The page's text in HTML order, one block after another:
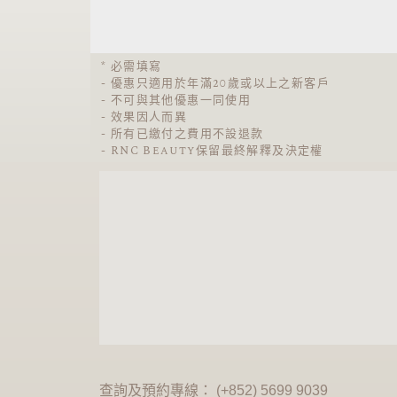
* 必需填寫
- 優惠只適用於年滿20歲或以上之新客戶
- 不可與其他優惠一同使用
- 效果因人而異
- 所有已繳付之費用不設退款
- RNC Beauty保留最終解釋及決定權
查詢及預約專線： (+852) 5699 9039